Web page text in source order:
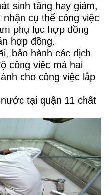
sinh tăng hay giảm,
nhận cụ thể công việc
phụ lục hợp đồng
hợp đồng.
bảo hành các dịch
công việc mà hai
cho công việc lắp
tại quận 11 chất